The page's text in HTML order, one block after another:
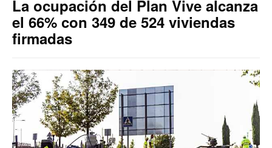
La ocupación del Plan Vive alcanza
el 66% con 349 de 524 viviendas
firmadas